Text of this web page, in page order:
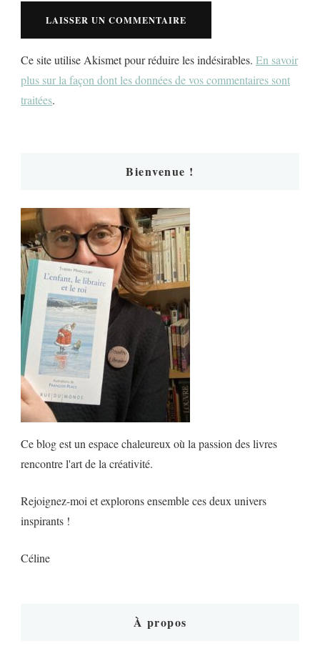
Ce site utilise Akismet pour réduire les indésirables. En savoir
plus sur la façon dont les données de vos commentaires sont
traitées.
Bienvenue !
Ce blog est un espace chaleureux où la passion des livres
rencontre l'art de la créativité.
Rejoignez-moi et explorons ensemble ces deux univers
inspirants !
Céline
À propos